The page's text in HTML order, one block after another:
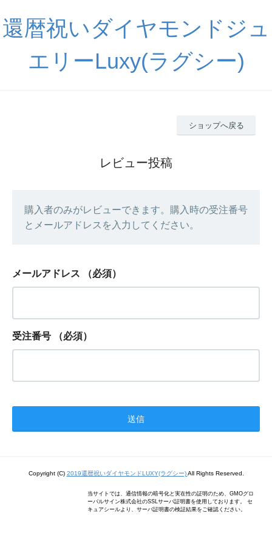
還暦祝いダイヤモンドジュ
エリーLuxy(ラグシー)
ショップへ戻る
レビュー投稿
購入者のみがレビューできます。購入時の受注番号
とメールアドレスを入力してください。
メールアドレス （必須）
受注番号 （必須）
Copyright (C) 2019還暦祝いダイヤモンドLUXY(ラグシー)All Rights Reserved.
当サイトでは、通信情報の暗号化と実在性の証明のため、GMOグロ
ーバルサイン株式会社のSSLサーバ証明書を使用しております。 セ
キュアシールより、サーバ証明書の検証結果をご確認ください。